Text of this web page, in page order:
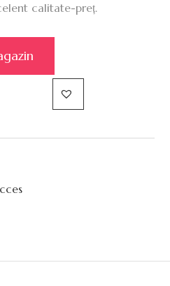
calitate-preț.